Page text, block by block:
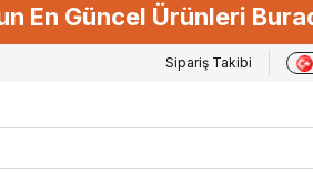
En Güncel Ürünleri
Sipariş Takibi